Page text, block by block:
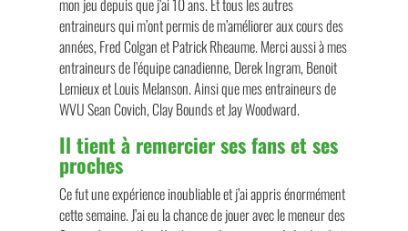
mon jeu depuis que j’ai 10 ans. Et tous les autres
entraineurs qui m’ont permis de m’améliorer aux cours des
années, Fred Colgan et Patrick Rheaume. Merci aussi à mes
entraineurs de l’équipe canadienne, Derek Ingram, Benoit
Lemieux et Louis Melanson. Ainsi que mes entraineurs de
WVU Sean Covich, Clay Bounds et Jay Woodward.
Il tient à remercier ses fans et ses
proches
Ce fut une expérience inoubliable et j’ai appris énormément
cette semaine. J’ai eu la chance de jouer avec le meneur des